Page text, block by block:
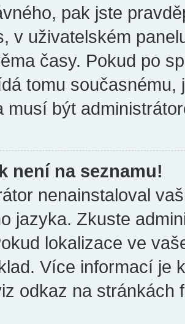
pak jste
v uživatelském
časy. Pokud po
tomu
musí být
není na seznamu!
nenainstaloval
jazyka. Zkuste
lokalizace ve
Více informací je
odkaz na stránkách